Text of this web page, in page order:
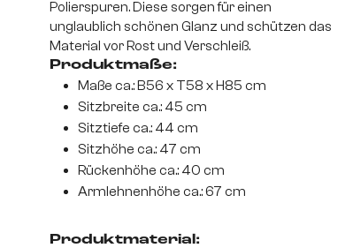
Polierspuren. Diese sorgen für einen
unglaublich schönen Glanz und schützen das
Material vor Rost und Verschleiß.
Produktmaße:
Maße ca.: B56 x T58 x H85 cm
Sitzbreite ca.: 45 cm
Sitztiefe ca.: 44 cm
Sitzhöhe ca.: 47 cm
Rückenhöhe ca.: 40 cm
Armlehnenhöhe ca.: 67 cm
Produktmaterial: